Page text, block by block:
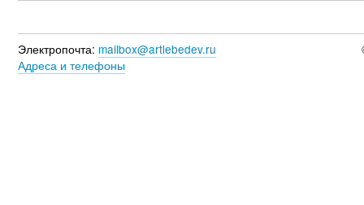
Электропочта: mailbox@artlebedev.ru
Адреса и телефоны